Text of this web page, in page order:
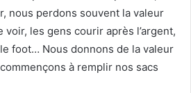
nous perdons souvent la valeur
voir, les gens courir après l’argent,
foot… Nous donnons de la valeur
à remplir nos sacs